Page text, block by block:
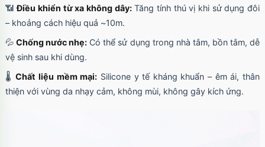
📶Điều khiển từ xa không dây:Tăng tính thú vị khi sử dụng đôi
– khoảng cách hiệu quả ~10m.
💦Chống nước nhẹ: Có thể sử dụng trong nhà tắm, bồn tắm, dễ
vệ sinh sau khi dùng.
🌡️Chất liệu mềm mại: Silicone y tế kháng khuẩn – êm ái, thân
thiện với vùng da nhạy cảm, không mùi, không gây kích ứng.